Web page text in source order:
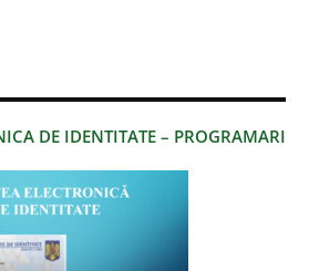
DE IDENTITATE – PROGRAMARI